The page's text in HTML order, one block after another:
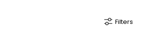
Filters